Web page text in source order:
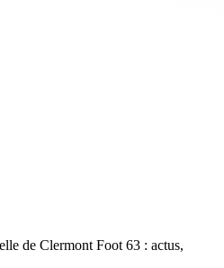
de Clermont Foot 63 : actus,